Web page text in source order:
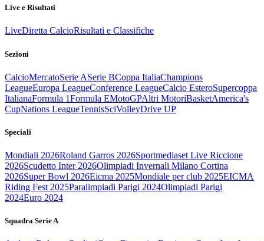
Live e Risultati
LiveDiretta CalcioRisultati e Classifiche
Sezioni
CalcioMercatoSerie ASerie BCoppa ItaliaChampions
LeagueEuropa LeagueConference LeagueCalcio EsteroSupercoppa
ItalianaFormula 1Formula EMotoGPAltri MotoriBasketAmerica's
CupNations LeagueTennisSciVolleyDrive UP
Speciali
Mondiali 2026Roland Garros 2026Sportmediaset Live Riccione
2026Scudetto Inter 2026Olimpiadi Invernali Milano Cortina
2026Super Bowl 2026Eicma 2025Mondiale per club 2025EICMA
Riding Fest 2025Paralimpiadi Parigi 2024Olimpiadi Parigi
2024Euro 2024
Squadra Serie A